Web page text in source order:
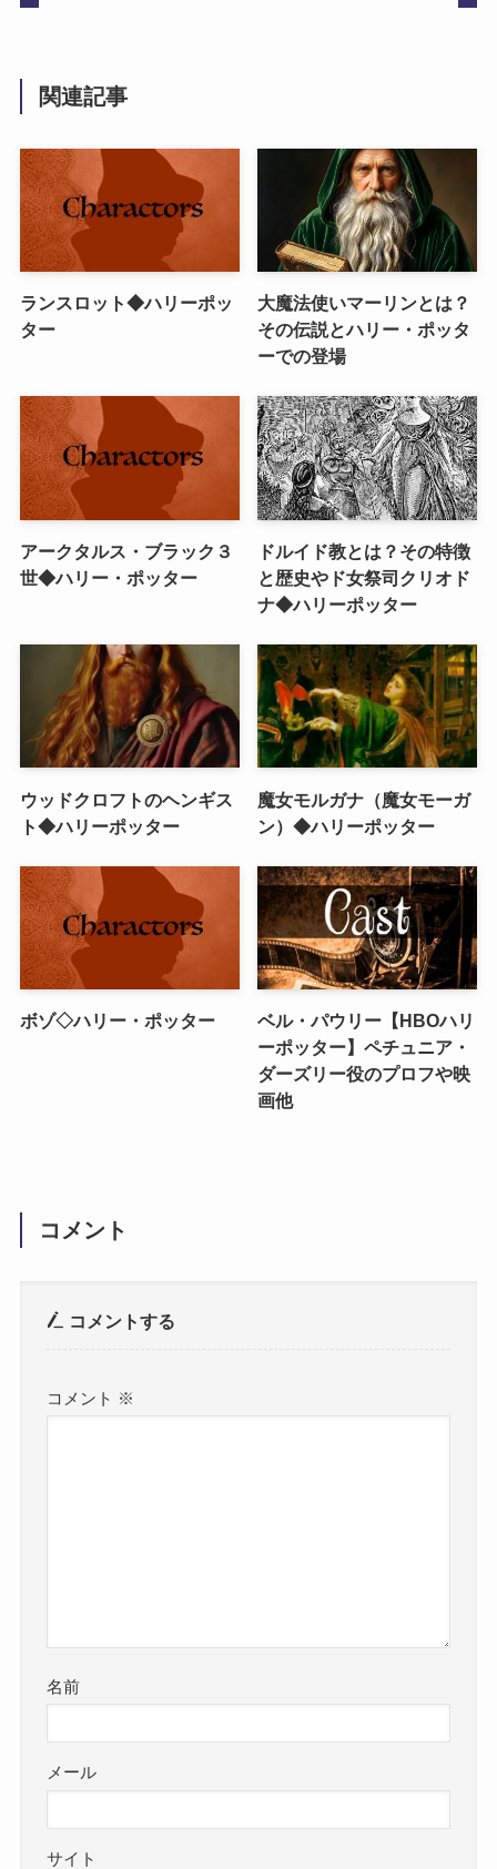
関連記事
ランスロット◆ハリーポッ
ター
大魔法使いマーリンとは？
その伝説とハリー・ポッタ
ーでの登場
アークタルス・ブラック３
世◆ハリー・ポッター
ドルイド教とは？その特徴
と歴史やド女祭司クリオド
ナ◆ハリーポッター
ウッドクロフトのヘンギス
ト◆ハリーポッター
魔女モルガナ（魔女モーガ
ン）◆ハリーポッター
ボゾ◇ハリー・ポッター
ベル・パウリー【HBOハリ
ーポッター】ペチュニア・
ダーズリー役のプロフや映
画他
コメント
コメントする
コメント ※
名前
メール
サイト